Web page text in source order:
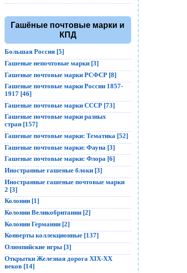
Гашёные почтовые марки и
КПД
Большая Россия [5]
Гашеные непочтовые марки [3]
Гашеные почтовые марки РСФСР [8]
Гашеные почтовые марки России 1857-
1917 [46]
Гашеные почтовые марки СССР [73]
Гашеные почтовые марки разных
стран [157]
Гашеные почтовые марки: Тематика [52]
Гашеные почтовые марки: Фауна [3]
Гашеные почтовые марки: Флора [6]
Иностранные гашеные блоки [3]
Иностранные гашеные почтовые марки
2 [3]
Колонии [1]
Колонии Великобритании [2]
Колонии Германии [2]
Конверты коллекционные [137]
Олимпийские игры [3]
Открытки Железная дорога XIX-XX
веков [14]